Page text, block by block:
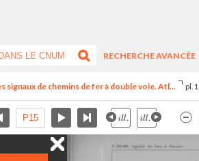
RECHERCHE AVANCÉE
signaux de chemins de fer à double voie. Atl...